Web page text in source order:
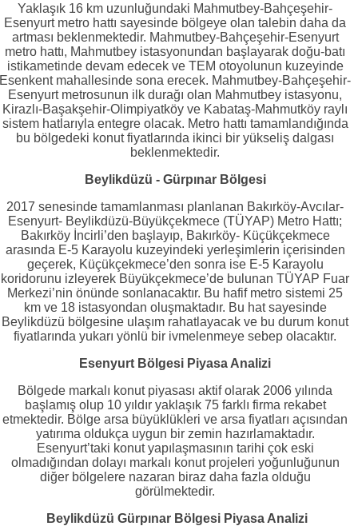
Yaklaşık 16 km uzunluğundaki Mahmutbey-Bahçeşehir-
Esenyurt metro hattı sayesinde bölgeye olan talebin daha da
artması beklenmektedir. Mahmutbey-Bahçeşehir-Esenyurt
metro hattı, Mahmutbey istasyonundan başlayarak doğu-batı
istikametinde devam edecek ve TEM otoyolunun kuzeyinde
Esenkent mahallesinde sona erecek. Mahmutbey-Bahçeşehir-
Esenyurt metrosunun ilk durağı olan Mahmutbey istasyonu,
Kirazlı-Başakşehir-Olimpiyatköy ve Kabataş-Mahmutköy raylı
sistem hatlarıyla entegre olacak. Metro hattı tamamlandığında
bu bölgedeki konut fiyatlarında ikinci bir yükseliş dalgası
beklenmektedir.
Beylikdüzü - Gürpınar Bölgesi
2017 senesinde tamamlanması planlanan Bakırköy-Avcılar-
Esenyurt- Beylikdüzü-Büyükçekmece (TÜYAP) Metro Hattı;
Bakırköy İncirli’den başlayıp, Bakırköy- Küçükçekmece
arasında E-5 Karayolu kuzeyindeki yerleşimlerin içerisinden
geçerek, Küçükçekmece’den sonra ise E-5 Karayolu
koridorunu izleyerek Büyükçekmece’de bulunan TÜYAP Fuar
Merkezi’nin önünde sonlanacaktır. Bu hafif metro sistemi 25
km ve 18 istasyondan oluşmaktadır. Bu hat sayesinde
Beylikdüzü bölgesine ulaşım rahatlayacak ve bu durum konut
fiyatlarında yukarı yönlü bir ivmelenmeye sebep olacaktır.
Esenyurt Bölgesi Piyasa Analizi
Bölgede markalı konut piyasası aktif olarak 2006 yılında
başlamış olup 10 yıldır yaklaşık 75 farklı firma rekabet
etmektedir. Bölge arsa büyüklükleri ve arsa fiyatları açısından
yatırıma oldukça uygun bir zemin hazırlamaktadır.
Esenyurt’taki konut yapılaşmasının tarihi çok eski
olmadığından dolayı markalı konut projeleri yoğunluğunun
diğer bölgelere nazaran biraz daha fazla olduğu
görülmektedir.
Beylikdüzü Gürpınar Bölgesi Piyasa Analizi